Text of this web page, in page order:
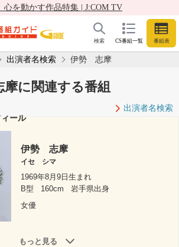
心を動かす作品特集 | J:COM TV
CS番組一覧 番組表
検索
出演者名検索 伊勢 志摩
に関連する番組
出演者名検索
ール
伊勢 志摩
イセ シマ
1969年8月9日生まれ
B型
160cm
岩手県出身
女優
もっと見る